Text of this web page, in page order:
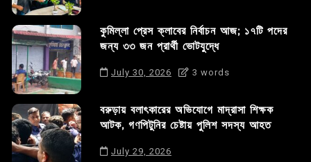
কুমিল্লা প্রেস ক্লাবের নির্বাচন আজ; ১৭টি পদের
জন্য ৩৩ জন প্রার্থী ভোটযুদ্ধে
July 30, 2026 3 words
বরুড়ায় বলাৎকারের অভিযোগে মাদ্রাসা শিক্ষক
আটক, গণপিটুনির চেষ্টায় পুলিশ সদস্য আহত
July 29, 2026